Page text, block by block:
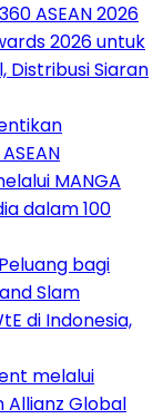
ASEAN 2026
2026 untuk
Distribusi Siaran
MANGA
dalam 100
bagi
Slam
di Indonesia,
melalui
Allianz Global